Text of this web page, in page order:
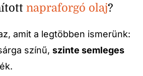
napraforgó olaj?
amit a legtöbben ismerünk:
színű,szinte semleges